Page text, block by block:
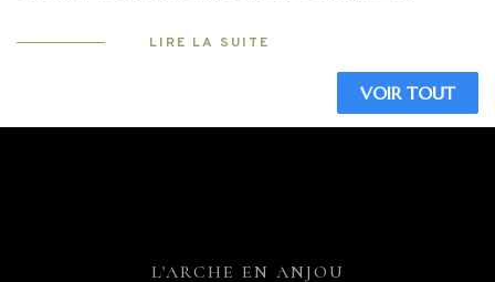
LIRE LA SUITE
VOIR TOUT
L'ARCHE EN ANJOU